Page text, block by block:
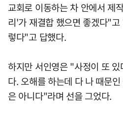
교회로 이동하는 차 안에서 제
리'가 재결합 했으면 좋겠다"
렇다"고 답했다.
하지만 서인영은 "사정이 또
다. 오해를 하는데 다 나 때문
은 아니다"라며 선을 그었다.